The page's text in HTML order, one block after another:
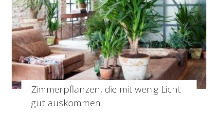
Zimmerpflanzen, die mit wenig Licht
gut auskommen